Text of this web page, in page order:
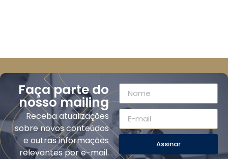
Faça parte do
nosso mailing
Receba atualizações
sobre novos conteúdos
e outras informações
relevantes por e-mail.
Assinar